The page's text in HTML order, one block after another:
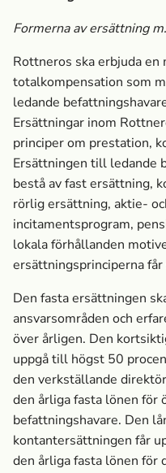
Formerna av ersättning
Rottneros ska erbjuda en
totalkompensation som
ledande
Ersättningar inom
principer om prestation,
Ersättningen till ledande
bestå av fast ersättning,
rörlig ersättning, aktie-
incitamentsprogram,
lokala förhållanden
ersättningsprinciperna
Den fasta ersättningen
ansvarsområden och
över årligen. Den
uppgå till högst 50
den verkställande
den årliga fasta lönen för
befattningshavare. Den
kontantersättningen får
den årliga fasta lönen för